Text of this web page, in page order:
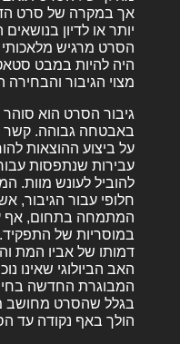
אך במקרה של סרט
יותר או לדיון
הסרט מרגיש מלאכותי
היה להיות במבט
מצוי הגיבור
גיבור הסרט הוא
באבטחה גבוהה. קשר
על ביצוע ההוצאות
עבירות שנתפסות
להוביל לעונש מוות.
חלופי עבור הגיבור,
המתמחה בתחום, אף
במוסריות של
דמותו של אביו המת
האב הביולוגי שאינו
המבוגרת החדשה
בגלל שהסרט מחושב
הולך באף נקודה עד